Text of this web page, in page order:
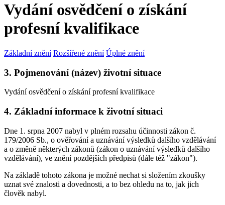
Vydání osvědčení o získání
profesní kvalifikace
Základní znění Rozšířené znění Úplné znění
3. Pojmenování (název) životní situace
Vydání osvědčení o získání profesní kvalifikace
4. Základní informace k životní situaci
Dne 1. srpna 2007 nabyl v plném rozsahu účinnosti zákon č.
179/2006 Sb., o ověřování a uznávání výsledků dalšího vzdělávání
a o změně některých zákonů (zákon o uznávání výsledků dalšího
vzdělávání), ve znění pozdějších předpisů (dále též "zákon").
Na základě tohoto zákona je možné nechat si složením zkoušky
uznat své znalosti a dovednosti, a to bez ohledu na to, jak jich
člověk nabyl.